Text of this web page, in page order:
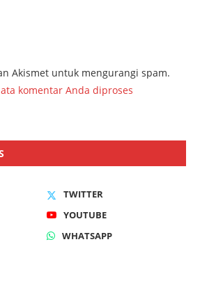
Akismet untuk mengurangi spam.
komentar Anda diproses
TWITTER
YOUTUBE
WHATSAPP